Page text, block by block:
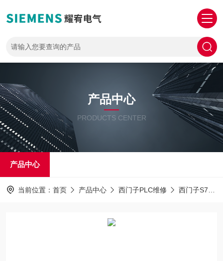
产品中心
PRODUCTS CENTER
产品中心
当前位置： 首页 产品中心 西门子PLC维修 西门子S7-1500PLC解密